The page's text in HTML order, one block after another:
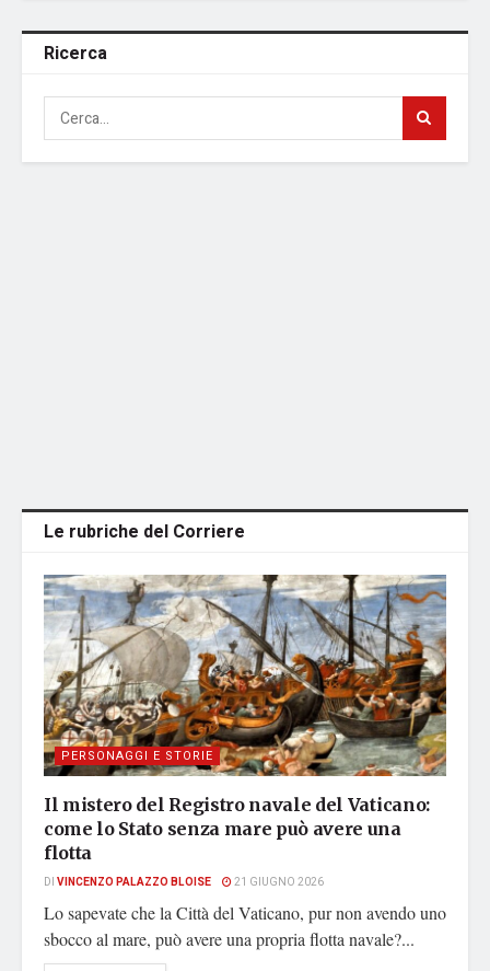
Ricerca
Le rubriche del Corriere
PERSONAGGI E STORIE
Il mistero del Registro navale del Vaticano:
come lo Stato senza mare può avere una
flotta
DI VINCENZO PALAZZO BLOISE 21 GIUGNO 2026
Lo sapevate che la Città del Vaticano, pur non avendo uno
sbocco al mare, può avere una propria flotta navale?...